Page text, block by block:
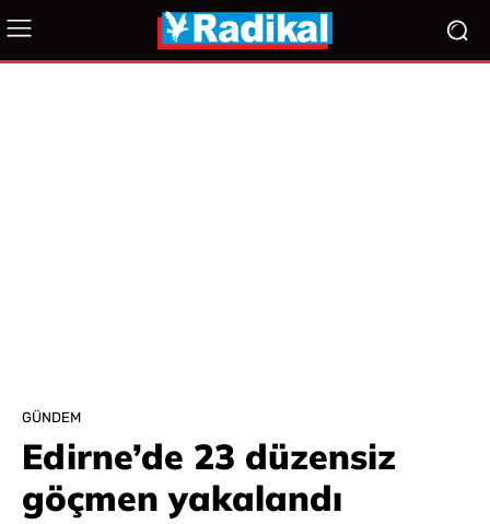
GÜNDEM
Edirne’de 23 düzensiz
göçmen yakalandı